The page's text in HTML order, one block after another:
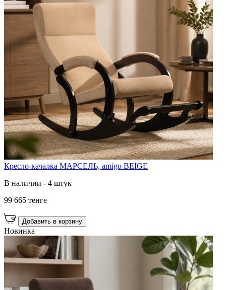
Кресло-качалка МАРСЕЛЬ, amigo BEIGE
В наличии - 4 штук
99 665 тенге
Добавить в корзину
Новинка